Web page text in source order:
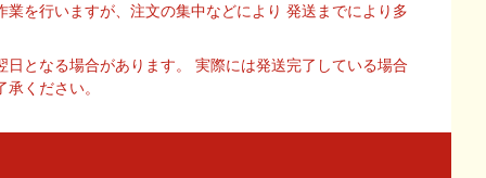
を行いますが、注文の集中などにより 発送までにより多
となる場合があります。 実際には発送完了している場合
ください。